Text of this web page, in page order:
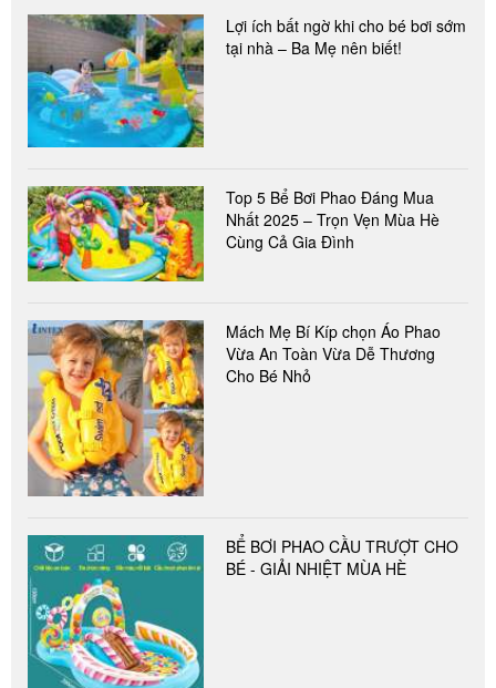
Lợi ích bất ngờ khi cho bé bơi sớm
tại nhà – Ba Mẹ nên biết!
Top 5 Bể Bơi Phao Đáng Mua
Nhất 2025 – Trọn Vẹn Mùa Hè
Cùng Cả Gia Đình
Mách Mẹ Bí Kíp chọn Áo Phao
Vừa An Toàn Vừa Dễ Thương
Cho Bé Nhỏ
BỂ BƠI PHAO CẦU TRƯỢT CHO
BÉ - GIẢI NHIỆT MÙA HÈ